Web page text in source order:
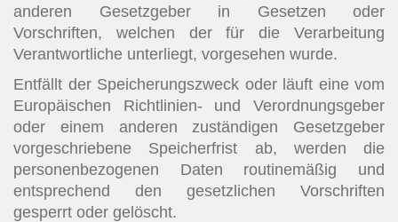
anderen Gesetzgeber in Gesetzen oder
Vorschriften, welchen der für die Verarbeitung
Verantwortliche unterliegt, vorgesehen wurde.
Entfällt der Speicherungszweck oder läuft eine vom
Europäischen Richtlinien- und Verordnungsgeber
oder einem anderen zuständigen Gesetzgeber
vorgeschriebene Speicherfrist ab, werden die
personenbezogenen Daten routinemäßig und
entsprechend den gesetzlichen Vorschriften
gesperrt oder gelöscht.